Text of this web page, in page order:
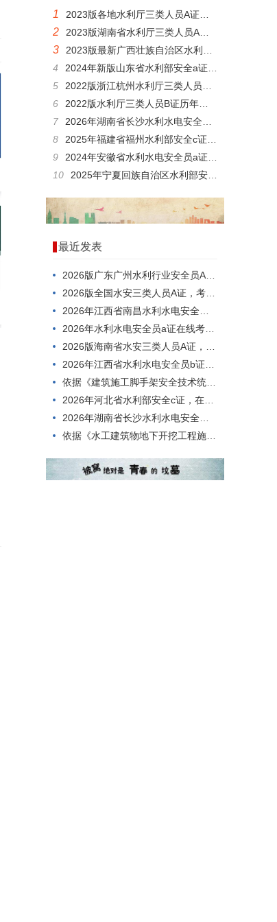
1 2023版各地水利厅三类人员A证考试真题库
2 2023版湖南省水利厅三类人员A证题目
3
2023版最新广西壮族自治区水利厅三类人员A证考题
4
2024年新版山东省水利部安全a证历年题库
5
2022版浙江杭州水利厅三类人员模拟习题
6
2022版水利厅三类人员B证历年题库
7
2026年湖南省长沙水利水电安全员b证在线测试，适用范围有哪些？
8
2025年福建省福州水利部安全c证模拟习题
9
2024年安徽省水利水电安全员a证，考点分析
10
2025年宁夏回族自治区水利部安全c证考试，怎么备考好？
最近发表
2026版广东广州水利行业安全员A证，怎么考才能过？
2026版全国水安三类人员A证，考点分析
2026年江西省南昌水利水电安全员b证答题
2026年水利水电安全员a证在线考试，有哪些题型？
2026版海南省水安三类人员A证，备考时间需要多久？
2026年江西省水利水电安全员b证，怎么备考好？
依据《建筑施工脚手架安全技术统一标准》，脚手架在使用过程中，应定期进行检查，检查项目应包括＿＿。
2026年河北省水利部安全c证，在哪里刷题
2026年湖南省长沙水利水电安全员b证在线测试，适用范围有哪些？
依据《水工建筑物地下开挖工程施工规范》，关于地下洞室作业，宜采用全断面岩石掘进机开挖的是＿＿。